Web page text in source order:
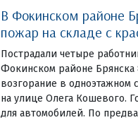
В Фокинском районе
пожар на складе с
Пострадали четыре
Фокинском районе Брянска
возгорание в одноэтажном
на улице Олега Кошевого.
для автомобилей. По